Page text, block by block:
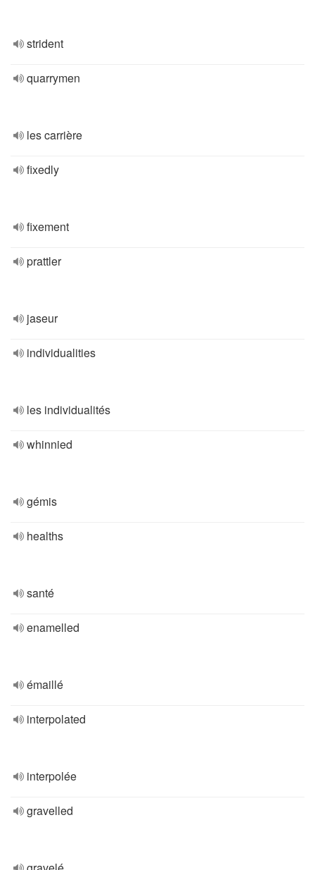
strident
quarrymen
les carrière
fixedly
fixement
prattler
jaseur
individualities
les individualités
whinnied
gémis
healths
santé
enamelled
émaillé
interpolated
interpolée
gravelled